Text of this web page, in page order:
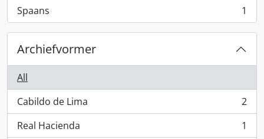
Spaans
, 1 results 1
Archiefvormer
All
Cabildo de Lima
, 2 results
2
Real Hacienda
, 1 results
1